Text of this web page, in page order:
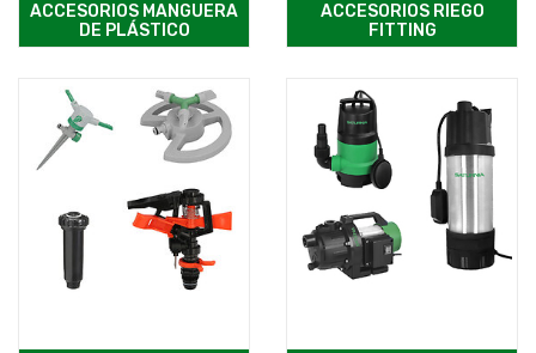
ACCESORIOS MANGUERA
DE PLÁSTICO
ACCESORIOS RIEGO
FITTING